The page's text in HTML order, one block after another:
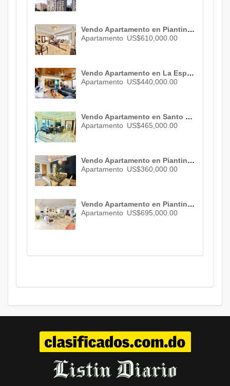
Vendo Apartamento en Piantini , Santo Domingo , ID 3082
Apartamento US$610,000.00
Vendo Apartamento en La Esperilla , Santo Domingo, ID 3068
Apartamento US$440,000.00
Vendo Apartamento en Santo Domingo, ID 1269
Apartamento US$465,000.00
Vendo Apartamento en Piantini , Santo Domingo , 3 habs. , 3 baños , 2 parqueos , ID 2746
Apartamento US$360,000.00
Vendo Apartamento en Piantini , Santo Domingo , ID 3072
Apartamento US$695,000.00